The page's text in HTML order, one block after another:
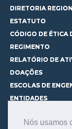
Nós usamos
DIRETORIA
ESTATUTO
CÓDIGO DE ÉTICA
REGIMENTO
RELATÓRIO DE
DOAÇÕES
ESCOLAS DE
ENTIDADES
CURSOS